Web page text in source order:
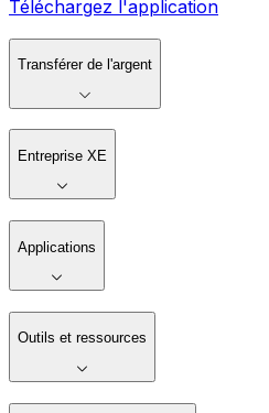
Téléchargez l'application
Transférer de l'argent
Entreprise XE
Applications
Outils et ressources